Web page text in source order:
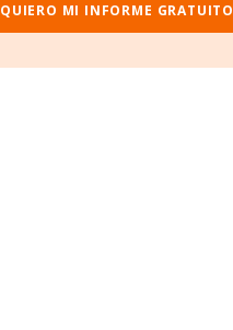
QUIERO MI INFORME GRATUITO